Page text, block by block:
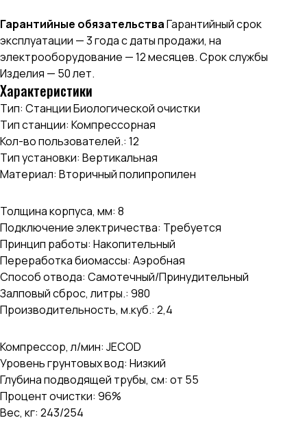
Гарантийные обязательстваГарантийный срок
эксплуатации — 3 года с даты продажи, на
электрооборудование — 12 месяцев. Срок службы
Изделия — 50 лет.
Характеристики
Тип: Станции Биологической очистки
Тип станции: Компрессорная
Кол-во пользователей.: 12
Тип установки: Вертикальная
Материал: Вторичный полипропилен
Толщина корпуса, мм: 8
Подключение электричества: Требуется
Принцип работы: Накопительный
Переработка биомассы: Аэробная
Способ отвода: Самотечный/Принудительный
Залповый сброс, литры.: 980
Производительность, м.куб.: 2,4
Компрессор, л/мин: JECOD
Уровень грунтовых вод: Низкий
Глубина подводящей трубы, см: от 55
Процент очистки: 96%
Вес, кг: 243/254